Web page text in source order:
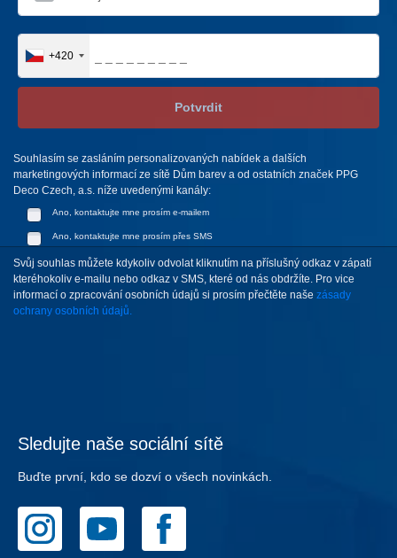
+420
Potvrdit
Souhlasím se zasláním personalizovaných nabídek a dalších
marketingových informací ze sítě Dům barev a od ostatních značek PPG
Deco Czech, a.s. níže uvedenými kanály:
Ano, kontaktujte mne prosím e-mailem
Ano, kontaktujte mne prosím přes SMS
Svůj souhlas můžete kdykoliv odvolat kliknutím na příslušný odkaz v zápatí
kteréhokoliv e-mailu nebo odkaz v SMS, které od nás obdržíte. Pro vice
informací o zpracování osobních údajů si prosím přečtěte naše zásady
ochrany osobních údajů.
Sledujte naše sociální sítě
Buďte první, kdo se dozví o všech novinkách.